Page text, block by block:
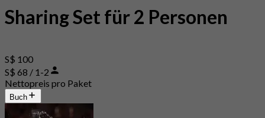
Sharing Set für 2 Personen
S$ 100
S$ 68 / 1-2
Nettopreis pro Paket
Buch